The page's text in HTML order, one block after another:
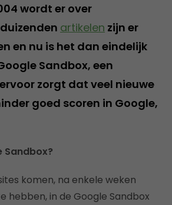
wordt er over
artikelen zijn er
en nu is het dan eindelijk
Sandbox, een
zorgt dat veel nieuwe
goed scoren in Google,
Sandbox?
komen, na enkele weken
hebben, in de Google Sandbox